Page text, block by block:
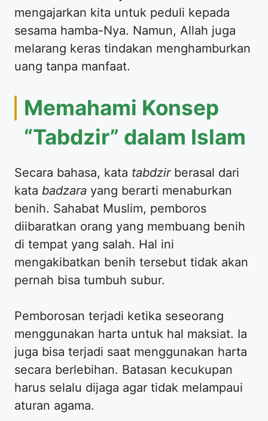
mengajarkan kita untuk peduli kepada
sesama hamba-Nya. Namun, Allah juga
melarang keras tindakan menghamburkan
uang tanpa manfaat.
Memahami Konsep
“Tabdzir” dalam Islam
Secara bahasa, kata tabdzirberasal dari
kata badzara yang berarti menaburkan
benih. Sahabat Muslim, pemboros
diibaratkan orang yang membuang benih
di tempat yang salah. Hal ini
mengakibatkan benih tersebut tidak akan
pernah bisa tumbuh subur.
Pemborosan terjadi ketika seseorang
menggunakan harta untuk hal maksiat. Ia
juga bisa terjadi saat menggunakan harta
secara berlebihan. Batasan kecukupan
harus selalu dijaga agar tidak melampaui
aturan agama.